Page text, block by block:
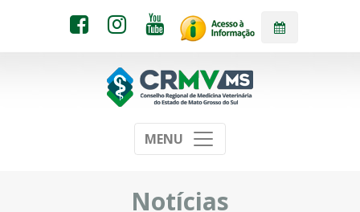
MENU
Notícias